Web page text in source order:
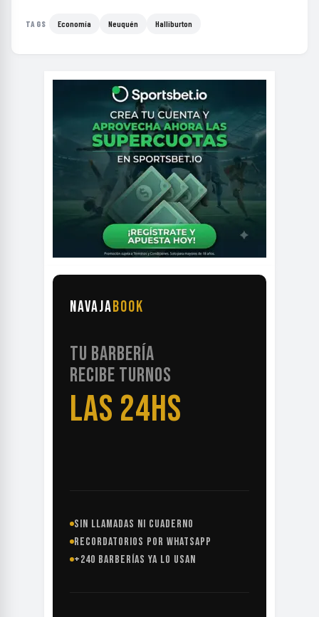
TAGS Economía Neuquén Halliburton
NAVAJABOOK
TU BARBERÍA
RECIBE TURNOS
LAS 24HS
SIN LLAMADAS NI CUADERNO
RECORDATORIOS POR WHATSAPP
+240 BARBERÍAS YA LO USAN